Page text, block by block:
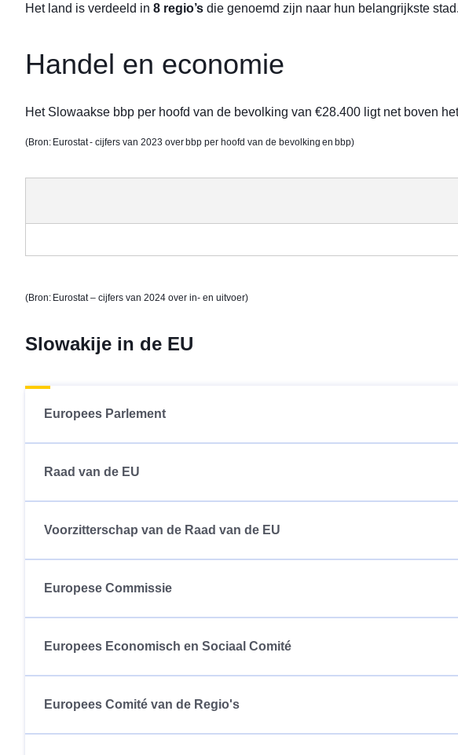
Het land is verdeeld in 8 regio’s die genoemd zijn naar hun belangrijkste
Handel en economie
Het Slowaakse bbp per hoofd van de bevolking van €28.400 ligt net boven
(Bron: Eurostat - cijfers van 2023 over bbp per hoofd van de bevolking en bbp)
(Bron: Eurostat – cijfers van 2024 over in- en uitvoer)
Slowakije in de EU
Europees Parlement
Raad van de EU
Voorzitterschap van de Raad van de EU
Europese Commissie
Europees Economisch en Sociaal Comité
Europees Comité van de Regio's